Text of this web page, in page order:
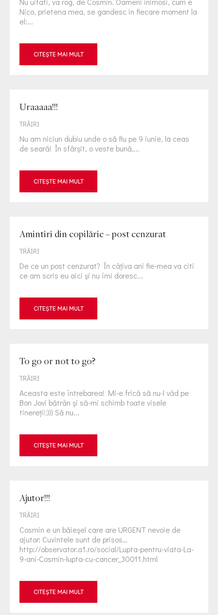
Nico, prietena mea, se gandesc in fiecare moment la
el:...
CITEȘTE MAI MULT
Uraaaaa!!!
TRĂIRI
Nu am niciun dubiu unde o să fiu pe 9 iunie, la ceas
de seară! În sfârşit, o veste bună,...
CITEȘTE MAI MULT
Amintiri din copilărie – post cenzurat
TRĂIRI
De ce un post cenzurat? În câţiva ani fie-mea va citi
ce am scris eu aici şi nu îmi doresc...
CITEȘTE MAI MULT
To go or not to go?
TRĂIRI
Aceasta este întrebarea! Mi-e frică să nu-l văd pe
Bon Jovi bătrân şi să-mi schimb toate visele
tinereţii:))) Să nu...
CITEȘTE MAI MULT
Ajutor!!!
TRĂIRI
Cosmin e un băieşel care are URGENT nevoie de
ajutor: Cuvintele sunt de prisos…
http://observator.a1.ro/social/Lupta-pentru-viata-La-
9-ani-Cosmin-lupta-cu-cancer_30011.html
CITEȘTE MAI MULT